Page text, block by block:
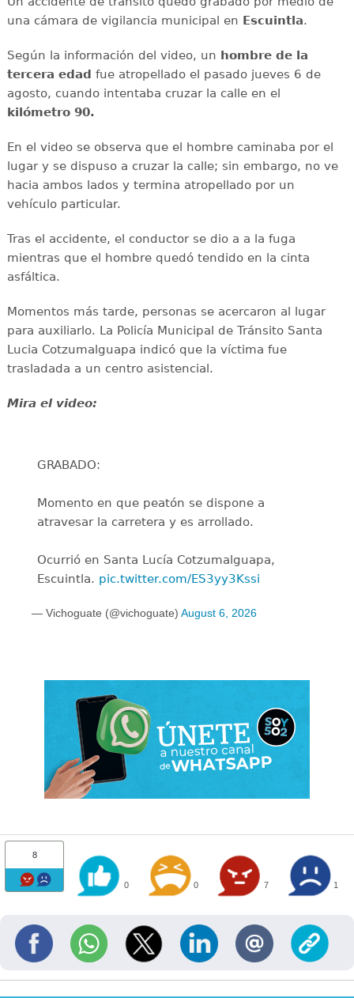
una cámara de vigilancia municipal en Escuintla.
Según la información del video, un hombre de la
tercera edad fue atropellado el pasado jueves 6 de
agosto, cuando intentaba cruzar la calle en el
kilómetro 90.
En el video se observa que el hombre caminaba por el
lugar y se dispuso a cruzar la calle; sin embargo, no ve
hacia ambos lados y termina atropellado por un
vehículo particular.
Tras el accidente, el conductor se dio a a la fuga
mientras que el hombre quedó tendido en la cinta
asfáltica.
Momentos más tarde, personas se acercaron al lugar
para auxiliarlo. La Policía Municipal de Tránsito Santa
Lucia Cotzumalguapa indicó que la víctima fue
trasladada a un centro asistencial.
Mira el video:
GRABADO:
Momento en que peatón se dispone a
atravesar la carretera y es arrollado.
Ocurrió en Santa Lucía Cotzumalguapa,
Escuintla. pic.twitter.com/ES3yy3Kssi
— Vichoguate (@vichoguate) August 6, 2026
8
0 0 7 1